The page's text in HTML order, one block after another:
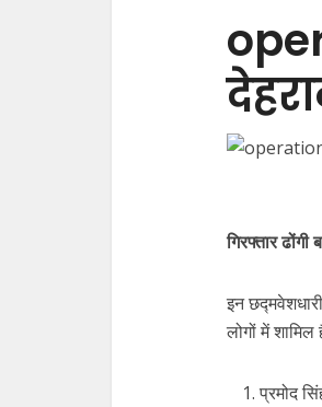
गिरफ्तार
इन
लोगों में शामिल
प्रमोद